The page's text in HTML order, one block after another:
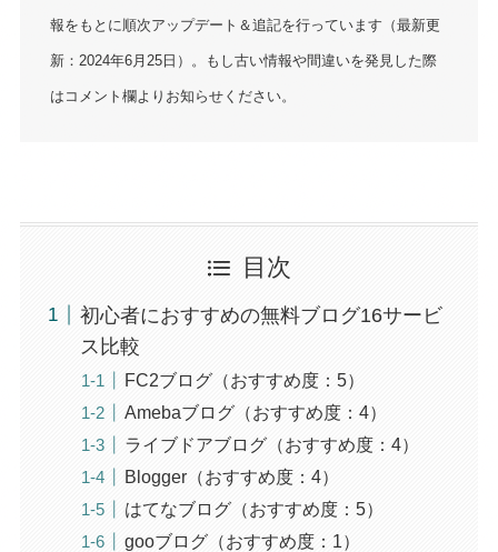
報をもとに順次アップデート＆追記を行っています（最新更
新：2024年6月25日）。もし古い情報や間違いを発見した際
はコメント欄よりお知らせください。
目次
初心者におすすめの無料ブログ16サービ
ス比較
FC2ブログ（おすすめ度：5）
Amebaブログ（おすすめ度：4）
ライブドアブログ（おすすめ度：4）
Blogger（おすすめ度：4）
はてなブログ（おすすめ度：5）
gooブログ（おすすめ度：1）